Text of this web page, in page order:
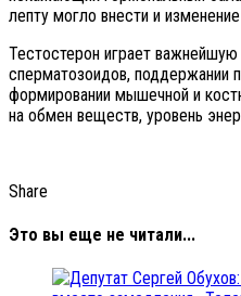
лепту могло внести и
Тестостерон играет
сперматозоидов, поддержании
формировании мышечной и
на обмен веществ, уровень
Share
Это вы еще не читали...